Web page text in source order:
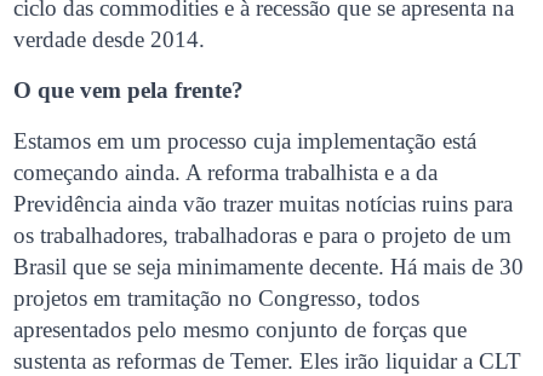
ciclo das commodities e à recessão que se apresenta na
verdade desde 2014.
O que vem pela frente?
Estamos em um processo cuja implementação está
começando ainda. A reforma trabalhista e a da
Previdência ainda vão trazer muitas notícias ruins para
os trabalhadores, trabalhadoras e para o projeto de um
Brasil que se seja minimamente decente. Há mais de 30
projetos em tramitação no Congresso, todos
apresentados pelo mesmo conjunto de forças que
sustenta as reformas de Temer. Eles irão liquidar a CLT